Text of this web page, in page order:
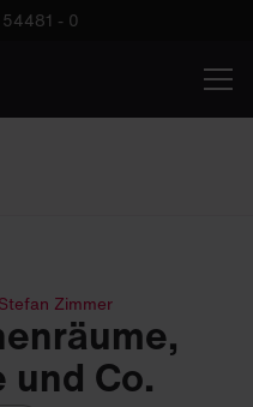
- 0
Zimmer
Co.